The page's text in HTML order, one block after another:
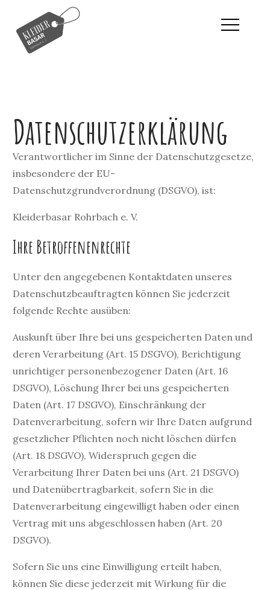
V.
Datenschutzerklärung
Verantwortlicher im Sinne der Datenschutzgesetze,
insbesondere der EU-
Datenschutzgrundverordnung (DSGVO), ist:
Kleiderbasar Rohrbach e. V.
Ihre Betroffenenrechte
Unter den angegebenen Kontaktdaten unseres
Datenschutzbeauftragten können Sie jederzeit
folgende Rechte ausüben:
Auskunft über Ihre bei uns gespeicherten Daten und
deren Verarbeitung (Art. 15 DSGVO), Berichtigung
unrichtiger personenbezogener Daten (Art. 16
DSGVO), Löschung Ihrer bei uns gespeicherten
Daten (Art. 17 DSGVO), Einschränkung der
Datenverarbeitung, sofern wir Ihre Daten aufgrund
gesetzlicher Pflichten noch nicht löschen dürfen
(Art. 18 DSGVO), Widerspruch gegen die
Verarbeitung Ihrer Daten bei uns (Art. 21 DSGVO)
und Datenübertragbarkeit, sofern Sie in die
Datenverarbeitung eingewilligt haben oder einen
Vertrag mit uns abgeschlossen haben (Art. 20
DSGVO).
Sofern Sie uns eine Einwilligung erteilt haben,
können Sie diese jederzeit mit Wirkung für die